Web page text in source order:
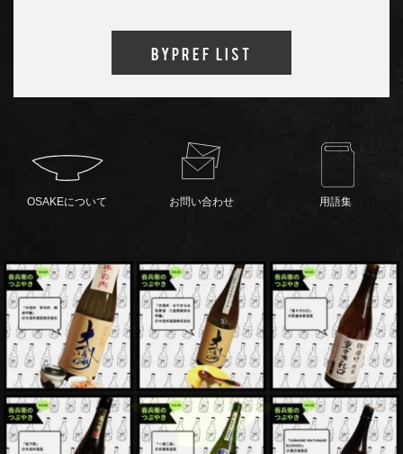
Bypref List
OSAKEについて お問い合わせ 用語集